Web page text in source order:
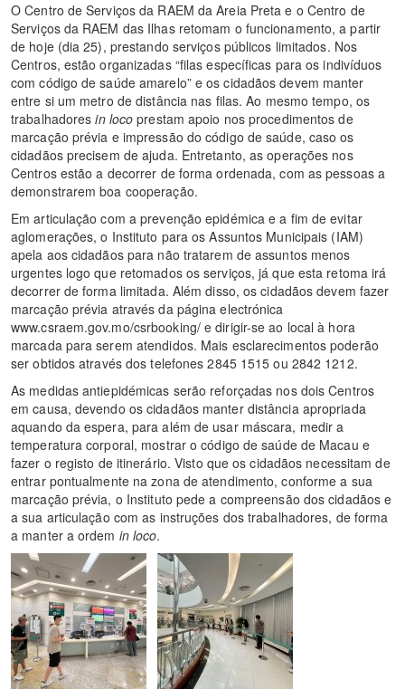
O Centro de Serviços da RAEM da Areia Preta e o Centro de
Serviços da RAEM das Ilhas retomam o funcionamento, a partir
de hoje (dia 25), prestando serviços públicos limitados. Nos
Centros, estão organizadas “filas específicas para os indivíduos
com código de saúde amarelo” e os cidadãos devem manter
entre si um metro de distância nas filas. Ao mesmo tempo, os
trabalhadoresin loco prestam apoio nos procedimentos de
marcação prévia e impressão do código de saúde, caso os
cidadãos precisem de ajuda. Entretanto, as operações nos
Centros estão a decorrer de forma ordenada, com as pessoas a
demonstrarem boa cooperação.
Em articulação com a prevenção epidémica e a fim de evitar
aglomerações, o Instituto para os Assuntos Municipais (IAM)
apela aos cidadãos para não tratarem de assuntos menos
urgentes logo que retomados os serviços, já que esta retoma irá
decorrer de forma limitada. Além disso, os cidadãos devem fazer
marcação prévia através da página electrónica
www.csraem.gov.mo/csrbooking/ e dirigir-se ao local à hora
marcada para serem atendidos. Mais esclarecimentos poderão
ser obtidos através dos telefones 2845 1515 ou 2842 1212.
As medidas antiepidémicas serão reforçadas nos dois Centros
em causa, devendo os cidadãos manter distância apropriada
aquando da espera, para além de usar máscara, medir a
temperatura corporal, mostrar o código de saúde de Macau e
fazer o registo de itinerário. Visto que os cidadãos necessitam de
entrar pontualmente na zona de atendimento, conforme a sua
marcação prévia, o Instituto pede a compreensão dos cidadãos e
a sua articulação com as instruções dos trabalhadores, de forma
a manter a ordem in loco.